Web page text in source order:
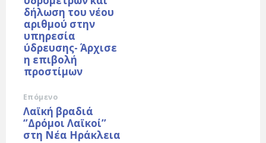
δήλωση του νέου
αριθμού στην
υπηρεσία
ύδρευσης- Άρχισε
η επιβολή
προστίμων
Επόμενο
Λαϊκή βραδιά
‘’Δρόμοι Λαϊκοί’’
στη Νέα Ηράκλεια